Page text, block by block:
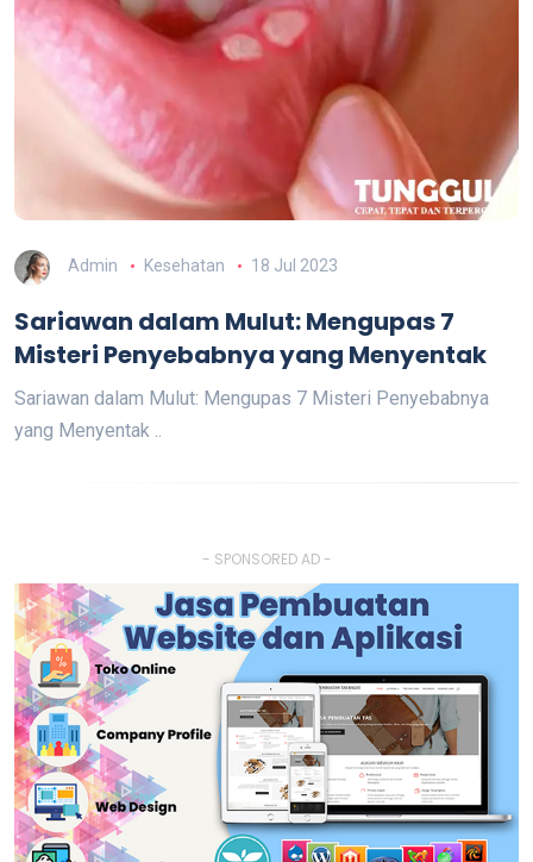
Admin Kesehatan 18 Jul 2023
Sariawan dalam Mulut: Mengupas 7
Misteri Penyebabnya yang Menyentak
Sariawan dalam Mulut: Mengupas 7 Misteri Penyebabnya
yang Menyentak ..
- SPONSORED AD -